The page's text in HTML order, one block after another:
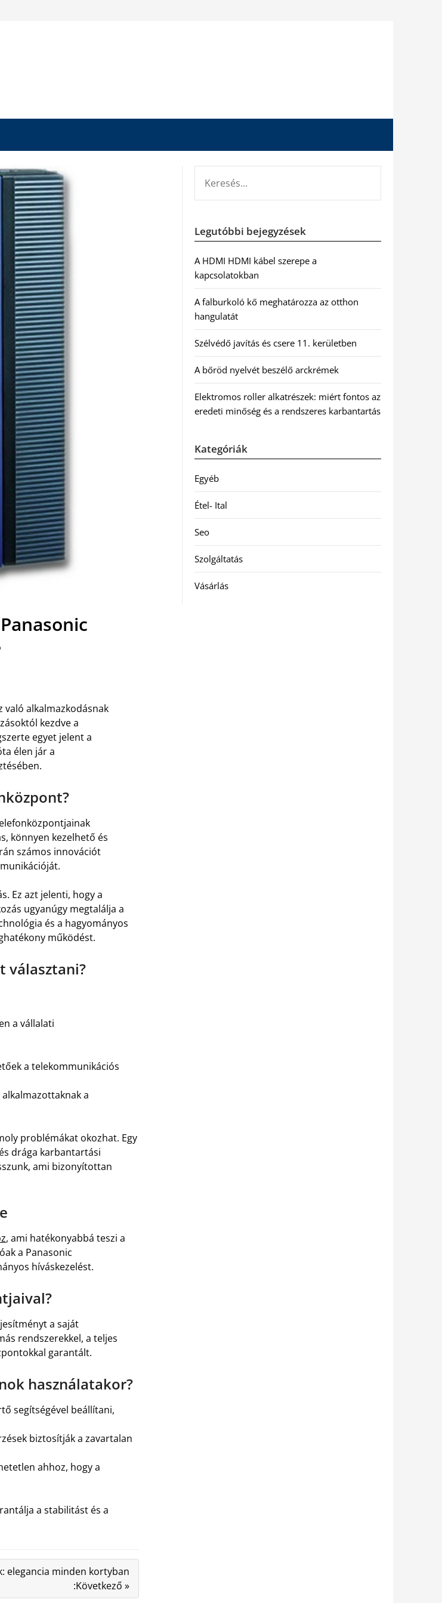
való alkalmazkodásnak
kezdve a
egyet jelent a
élen jár a
könnyen kezelhető és
számos innovációt
Ez azt jelenti, hogy a
ugyanúgy megtalálja a
és a hagyományos
működést.
választani?
a vállalati
a telekommunikációs
a
problémákat okozhat. Egy
drága karbantartási
ami bizonyítottan
, ami hatékonyabbá teszi a
a Panasonic
híváskezelést.
a saját
rendszerekkel, a teljes
garantált.
használatakor?
segítségével beállítani,
biztosítják a zavartalan
ahhoz, hogy a
a stabilitást és a
elegancia minden kortyban
:Következő »
Legutóbbi bejegyzések
A HDMI HDMI kábel szerepe a
kapcsolatokban
A falburkoló kő meghatározza az otthon
hangulatát
Szélvédő javítás és csere 11. kerületben
A bőröd nyelvét beszélő arckrémek
Elektromos roller alkatrészek: miért fontos az
eredeti minőség és a rendszeres karbantartás
Kategóriák
Egyéb
Étel- Ital
Seo
Szolgáltatás
Vásárlás